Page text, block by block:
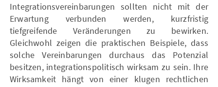
Integrationsvereinbarungen sollten nicht mit der
Erwartung verbunden werden, kurzfristig
tiefgreifende Veränderungen zu bewirken.
Gleichwohl zeigen die praktischen Beispiele, dass
solche Vereinbarungen durchaus das Potenzial
besitzen, integrationspolitisch wirksam zu sein. Ihre
Wirksamkeit hängt von einer klugen rechtlichen